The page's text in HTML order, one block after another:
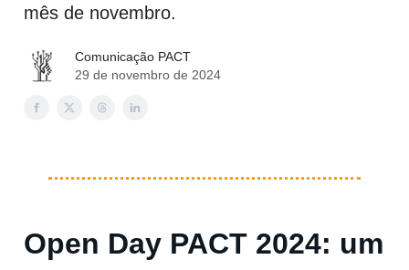
mês de novembro.
Comunicação PACT
29 de novembro de 2024
Open Day PACT 2024: um